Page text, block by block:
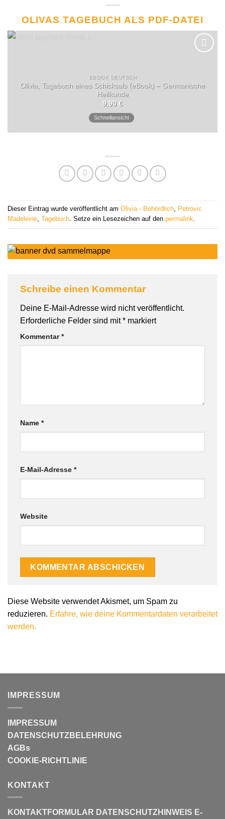
OLIVAS TAGEBUCH ALS PDF-DATEI
EBOOK DEUTSCH
Olivia, Tagebuch eines Schicksals (eBook) – Germanische
Heilkunde
9.90 €
Schnellansicht
Dieser Eintrag wurde veröffentlicht am Olivia - Behördlich, Petrovic
Madeleine, Tagebuch. Setze ein Lesezeichen auf den permalink.
Schreibe einen Kommentar
Deine E-Mail-Adresse wird nicht veröffentlicht.
Erforderliche Felder sind mit* markiert
Kommentar*
Name *
E-Mail-Adresse *
Website
Diese Website verwendet Akismet, um Spam zu
reduzieren. Erfahre, wie deine Kommentardaten verarbeitet
werden.
IMPRESSUM
IMPRESSUM
DATENSCHUTZBELEHRUNG
AGBs
COOKIE-RICHTLINIE
KONTAKT
KONTAKTFORMULAR DATENSCHUTZHINWEIS E-